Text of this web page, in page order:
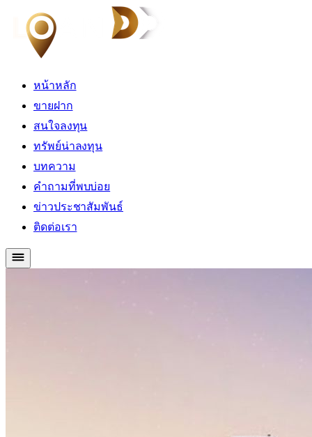
หน้าหลัก
ขายฝาก
สนใจลงทุน
ทรัพย์น่าลงทุน
บทความ
คำถามที่พบบ่อย
ข่าวประชาสัมพันธ์
ติดต่อเรา